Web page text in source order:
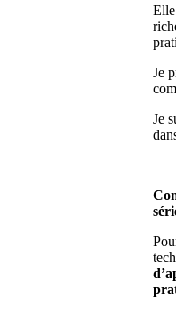
Je
Je